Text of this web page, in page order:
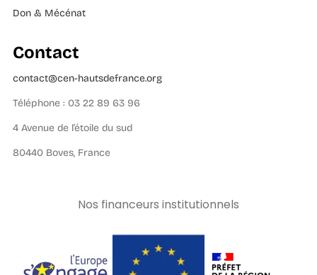
Don & Mécénat
Contact
contact@cen-hautsdefrance.org
Téléphone : 03 22 89 63 96
4 Avenue de l’étoile du sud
80440 Boves, France
Nos financeurs institutionnels